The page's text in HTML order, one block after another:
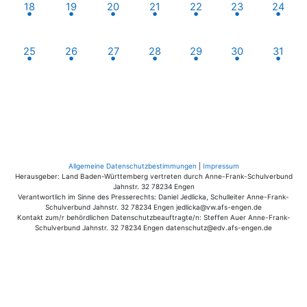
1 Termin, Montag, 18. August
18 1 Termin, Dienstag, 19. August
19 1 Termin, Mittwoch, 20. August
20 1 Termin, Donnerstag, 21. August
21 1 Termin, Freitag, 22.
22 1 Termin,
23 1
24
1 Termin, Montag, 25. August
25 1 Termin, Dienstag, 26. August
26 1 Termin, Mittwoch, 27. August
27 1 Termin, Donnerstag, 28. August
28 1 Termin, Freitag, 29.
29 1 Termin,
30 1
31
Allgemeine Datenschutzbestimmungen
Impressum
Herausgeber: Land Baden-Württemberg vertreten durch Anne-Frank-Schulverbund
Jahnstr. 32 78234 Engen
Verantwortlich im Sinne des Presserechts: Daniel Jedlicka, Schulleiter Anne-Frank-
Schulverbund Jahnstr. 32 78234 Engen jedlicka@vw.afs-engen.de
Kontakt zum/r behördlichen Datenschutzbeauftragte/n: Steffen Auer Anne-Frank-
Schulverbund Jahnstr. 32 78234 Engen datenschutz@edv.afs-engen.de